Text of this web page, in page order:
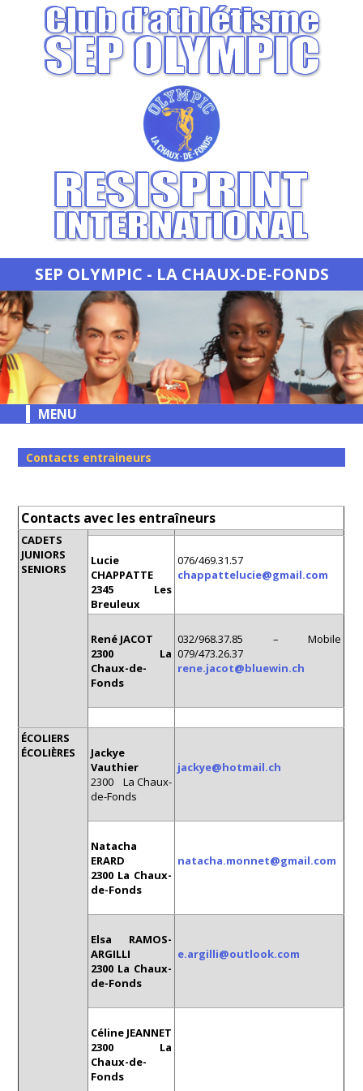
SEP OLYMPIC - LA CHAUX-DE-FONDS
MENU
Contacts entraineurs
Contacts avec les entraîneurs
CADETS
JUNIORS
SENIORS
Lucie
CHAPPATTE
2345 Les
Breuleux
076/469.31.57
chappattelucie@gmail.com
René JACOT
2300 La
Chaux-de-
Fonds
032/968.37.85 – Mobile
079/473.26.37
rene.jacot@bluewin.ch
ÉCOLIERS
ÉCOLIÈRES
Jackye
Vauthier
2300 La Chaux-
de-Fonds
jackye@hotmail.ch
Natacha
ERARD
2300 La Chaux-
de-Fonds
natacha.monnet@gmail.com
Elsa RAMOS-
ARGILLI
2300 La Chaux-
de-Fonds
e.argilli@outlook.com
Céline JEANNET
2300 La
Chaux-de-
Fonds